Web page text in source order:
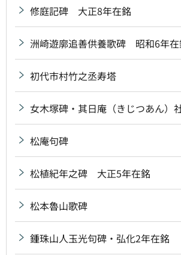
修庭記碑 大正8年在銘
洲崎遊廓追善供養歌碑 昭和6年在
初代市村竹之丞寿塔
女木塚碑・其日庵（きじつあん）
松庵句碑
松植紀年之碑 大正5年在銘
松本魯山歌碑
鍾珠山人玉光句碑・弘化2年在銘